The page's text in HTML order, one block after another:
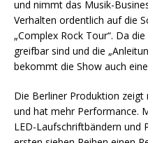
und nimmt das Musik-
Verhalten ordentlich auf die
„Complex Rock Tour“. Da
greifbar sind und die
bekommt die Show auch
Die Berliner Produktion zeigt
und hat mehr Performance.
LED-Laufschriftbändern und